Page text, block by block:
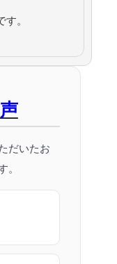
。
だいたお
。